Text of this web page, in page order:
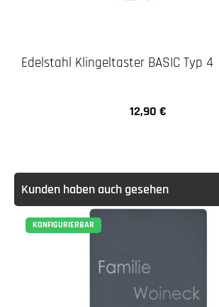
Edelstahl Klingeltaster BASIC Typ 4
Regulärer Preis:
12,90 €
Kunden haben auch gesehen
KONFIGURIERBAR